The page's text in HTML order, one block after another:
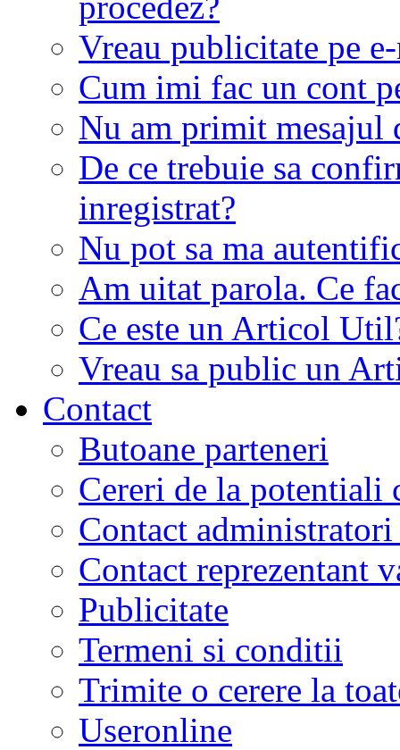
Vreau publicitate pe
Cum imi fac un cont
Nu am primit mesajul
De ce trebuie sa
inregistrat?
Nu pot sa ma
Am uitat parola. Ce
Ce este un Articol
Vreau sa public un
Contact
Butoane parteneri
Cereri de la potentiali
Contact
Contact reprezentant
Publicitate
Termeni si conditii
Trimite o cerere la
Useronline